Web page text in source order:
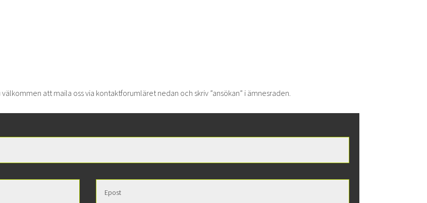
att maila oss via kontaktforumläret nedan och skriv ”ansökan” i ämnesraden.